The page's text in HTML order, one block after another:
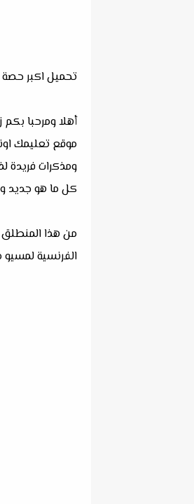
تحميل اكبر حصة
أهلا ومرحبا
موقع تعليمك
ومذكرات فريدة
كل ما هو جديد
من هذا المنطلق
الفرنسية